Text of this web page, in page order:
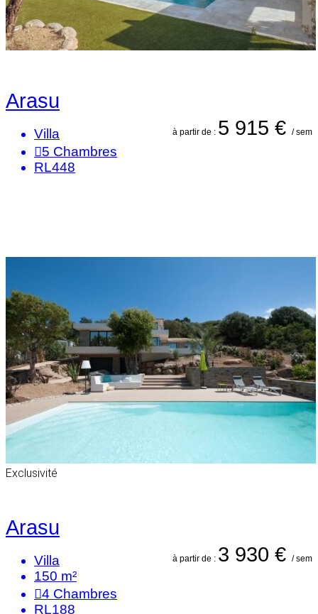
Arasu
à partir de : 5 915 € / sem
Villa
5 Chambres
RL448
Exclusivité
Arasu
à partir de : 3 930 € / sem
Villa
150 m²
4 Chambres
RL188